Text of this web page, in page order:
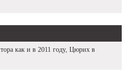
как и в 2011 году, Цюрих в